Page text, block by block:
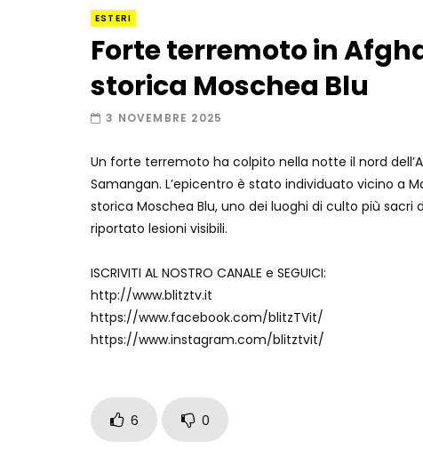
ESTERI
Forte terremoto in
storica Moschea Blu
3 NOVEMBRE 2025
Un forte terremoto ha colpito nella notte il nord
Samangan. L’epicentro è stato individuato vicino a
storica Moschea Blu, uno dei luoghi di culto più sacri
riportato lesioni visibili.
ISCRIVITI AL NOSTRO CANALE e SEGUICI:
http://www.blitztv.it
https://www.facebook.com/blitzTVit/
https://www.instagram.com/blitztvit/
6 0